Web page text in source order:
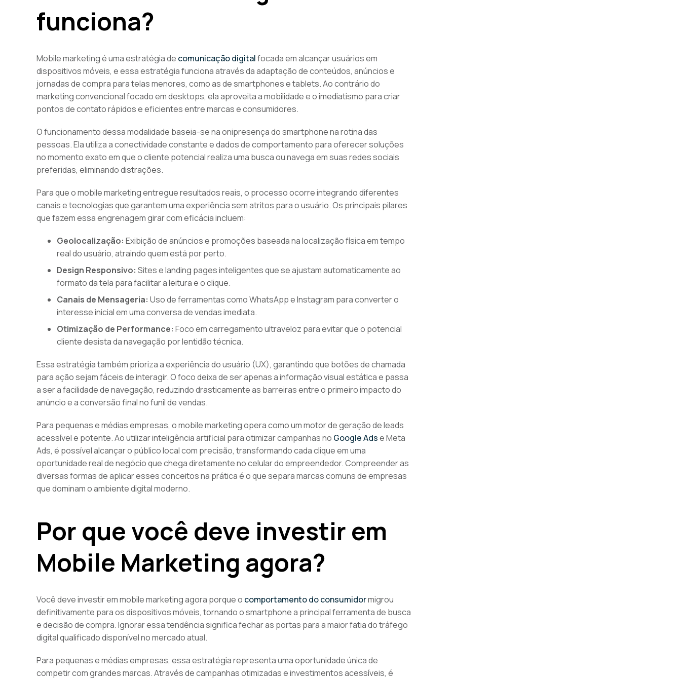
funciona?
Mobile marketing é uma estratégia de comunicação digitalfocada em alcançar usuários em
dispositivos móveis, e essa estratégia funciona através da adaptação de conteúdos, anúncios e
jornadas de compra para telas menores, como as de smartphones e tablets. Ao contrário do
marketing convencional focado em desktops, ela aproveita a mobilidade e o imediatismo para criar
pontos de contato rápidos e eficientes entre marcas e consumidores.
O funcionamento dessa modalidade baseia-se na onipresença do smartphone na rotina das
pessoas. Ela utiliza a conectividade constante e dados de comportamento para oferecer soluções
no momento exato em que o cliente potencial realiza uma busca ou navega em suas redes sociais
preferidas, eliminando distrações.
Para que o mobile marketing entregue resultados reais, o processo ocorre integrando diferentes
canais e tecnologias que garantem uma experiência sem atritos para o usuário. Os principais pilares
que fazem essa engrenagem girar com eficácia incluem:
Geolocalização: Exibição de anúncios e promoções baseada na localização física em tempo
real do usuário, atraindo quem está por perto.
Design Responsivo: Sites e landing pages inteligentes que se ajustam automaticamente ao
formato da tela para facilitar a leitura e o clique.
Canais de Mensageria: Uso de ferramentas como WhatsApp e Instagram para converter o
interesse inicial em uma conversa de vendas imediata.
Otimização de Performance: Foco em carregamento ultraveloz para evitar que o potencial
cliente desista da navegação por lentidão técnica.
Essa estratégia também prioriza a experiência do usuário (UX), garantindo que botões de chamada
para ação sejam fáceis de interagir. O foco deixa de ser apenas a informação visual estática e passa
a ser a facilidade de navegação, reduzindo drasticamente as barreiras entre o primeiro impacto do
anúncio e a conversão final no funil de vendas.
Para pequenas e médias empresas, o mobile marketing opera como um motor de geração de leads
acessível e potente. Ao utilizar inteligência artificial para otimizar campanhas no Google Adse Meta
Ads, é possível alcançar o público local com precisão, transformando cada clique em uma
oportunidade real de negócio que chega diretamente no celular do empreendedor. Compreender as
diversas formas de aplicar esses conceitos na prática é o que separa marcas comuns de empresas
que dominam o ambiente digital moderno.
Por que você deve investir em
Mobile Marketing agora?
Você deve investir em mobile marketing agora porque o comportamento do consumidormigrou
definitivamente para os dispositivos móveis, tornando o smartphone a principal ferramenta de busca
e decisão de compra. Ignorar essa tendência significa fechar as portas para a maior fatia do tráfego
digital qualificado disponível no mercado atual.
Para pequenas e médias empresas, essa estratégia representa uma oportunidade única de
competir com grandes marcas. Através de campanhas otimizadas e investimentos acessíveis, é